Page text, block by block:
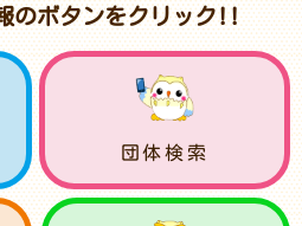
のボタンをクリック!!
団体検索